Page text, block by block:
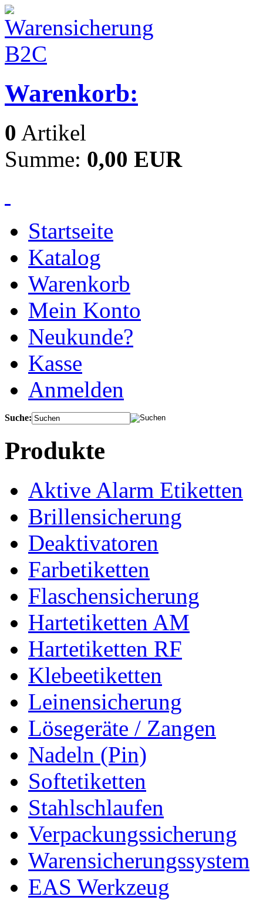
Warenkorb:
0 Artikel
Summe: 0,00 EUR
Startseite
Katalog
Warenkorb
Mein Konto
Neukunde?
Kasse
Anmelden
Suche:
Produkte
Aktive Alarm Etiketten
Brillensicherung
Deaktivatoren
Farbetiketten
Flaschensicherung
Hartetiketten AM
Hartetiketten RF
Klebeetiketten
Leinensicherung
Lösegeräte / Zangen
Nadeln (Pin)
Softetiketten
Stahlschlaufen
Verpackungssicherung
Warensicherungssystem
EAS Werkzeug